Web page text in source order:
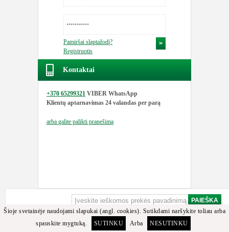
Pamiršai slaptažodį?
Registruotis
Kontaktai
+370 65299321 VIBER WhatsApp
Klientų aptarnavimas 24 valandas per parą
arba galite palikti pranešimą
Apgailestaujame, bet minėtos detalės arba jos analogų tarp turimų prekių nerasta.
Šioje svetainėje naudojami slapukai (angl. cookies). Sutikdami naršykite toliau arba
spauskite mygtuką.
SUTINKU Arba NESUTINKU